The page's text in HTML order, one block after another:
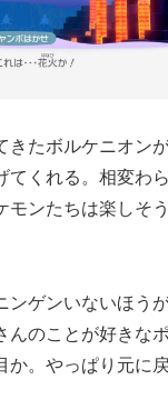
きたボルケニオン
てくれる。相変わ
モンたちは楽しそ
ンゲンいないほう
んのことが好きな
か。やっぱり元に